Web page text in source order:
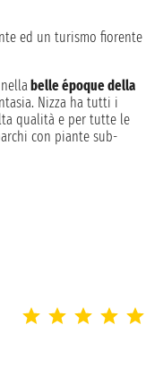
ed un turismo fiorente
belle époque della
Nizza ha tutti i
qualità e per tutte le
con piante sub-